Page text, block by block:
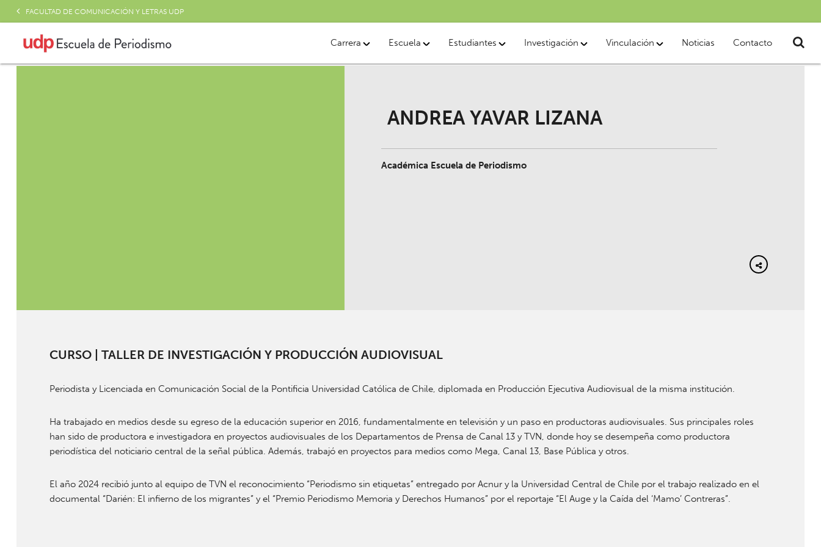
FACULTAD DE COMUNICACIÓN Y LETRAS UDP
Carrera Escuela Estudiantes Investigación Vinculación Noticias Contacto
ANDREA YAVAR LIZANA
Académica Escuela de Periodismo
CURSO | TALLER DE INVESTIGACIÓN Y PRODUCCIÓN AUDIOVISUAL
Periodista y Licenciada en Comunicación Social de la Pontificia Universidad Católica de Chile, diplomada en Producción Ejecutiva Audiovisual de la misma institución.
Ha trabajado en medios desde su egreso de la educación superior en 2016, fundamentalmente en televisión y un paso en productoras audiovisuales. Sus principales roles
han sido de productora e investigadora en proyectos audiovisuales de los Departamentos de Prensa de Canal 13 y TVN, donde hoy se desempeña como productora
periodística del noticiario central de la señal pública. Además, trabajó en proyectos para medios como Mega, Canal 13, Base Pública y otros.
El año 2024 recibió junto al equipo de TVN el reconocimiento “Periodismo sin etiquetas” entregado por Acnur y la Universidad Central de Chile por el trabajo realizado en el
documental “Darién: El infierno de los migrantes” y el “Premio Periodismo Memoria y Derechos Humanos” por el reportaje “El Auge y la Caída del ‘Mamo’ Contreras”.